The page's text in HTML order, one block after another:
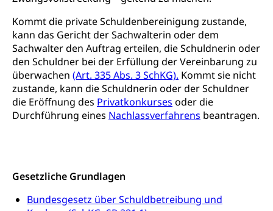
Kommt die private Schuldenbereinigung zustande,
kann das Gericht der Sachwalterin oder dem
Sachwalter den Auftrag erteilen, die Schuldnerin oder
den Schuldner bei der Erfüllung der Vereinbarung zu
überwachen (Art. 335 Abs. 3 SchKG). Kommt sie nicht
zustande, kann die Schuldnerin oder der Schuldner
die Eröffnung des Privatkonkurses oder die
Durchführung eines Nachlassverfahrens beantragen.
Gesetzliche Grundlagen
Bundesgesetz über Schuldbetreibung und
Schiene und öffentlicher Verkehr
Schienenverkehr, Zugverkehr, Bahnverkehr,
Transportmittel, öffentlicher Verkehr
Verkehrsverbund Luzern VVL
Öffentlicher Verkehr Luzern Mobil
Schifffahrt
Schiffsverkehr, Binnenschifffahrt, Seeschifffahrt,
Flussschifffahrt
Langsamverkehr, Transportmittel, Auto, Motorrad,